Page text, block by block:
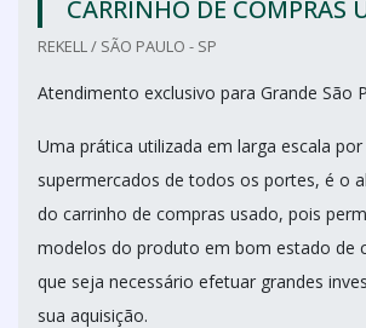
CARRINHO DE COMPRAS
REKELL / SÃO PAULO - SP
Atendimento exclusivo para Grande São
Uma prática utilizada em larga escala por
supermercados de todos os portes, é o
do carrinho de compras usado, pois
modelos do produto em bom estado de
que seja necessário efetuar grandes
sua aquisição.